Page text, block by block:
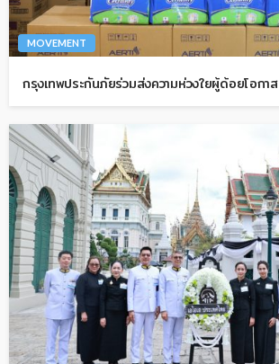
MOVEMENT
กรุงเทพประกันภัยร่วมส่งความห่วงใยผู้ด้อยโอกาส